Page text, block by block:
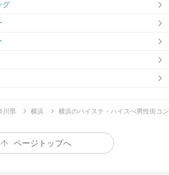
グ
川県 横浜 横浜のハイステ・ハイスぺ男性街コ
ページトップへ